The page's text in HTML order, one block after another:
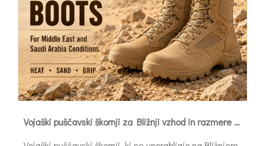
Vojaški puščavski škornji za Bližnji vzhod in razmere v Savdski Arabiji